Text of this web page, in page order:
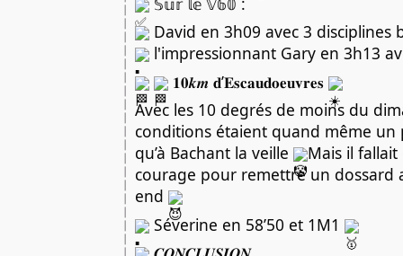
David en 3h09 avec 3 disciplines
l'impressionnant Gary en 3h13
𝟏𝟎𝒌𝒎 𝐝’𝐄𝐬𝐜𝐚𝐮𝐝𝐨𝐞𝐮𝐯𝐫𝐞𝐬
Avec les 10 degrés de moins du
conditions étaient quand même un
qu’à Bachant la veille
Mais il
courage pour remettre un dossard
end
Séverine en 58’50 et 1M1